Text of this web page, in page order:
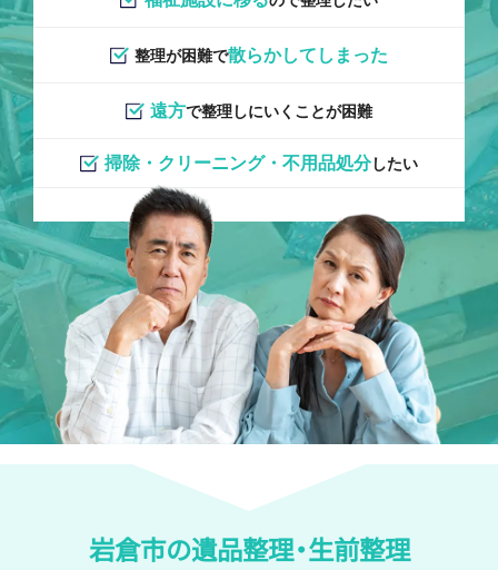
整理が困難で散らかしてしまった
遠方で整理しにいくことが困難
掃除・クリーニング・不用品処分したい
岩倉市の遺品整理・生前整理